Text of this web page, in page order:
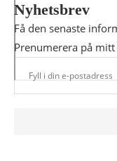
Nyhetsbrev
Få den senaste
Prenumerera på